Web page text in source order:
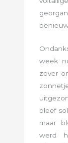
week
zover
bleef
maar
werd